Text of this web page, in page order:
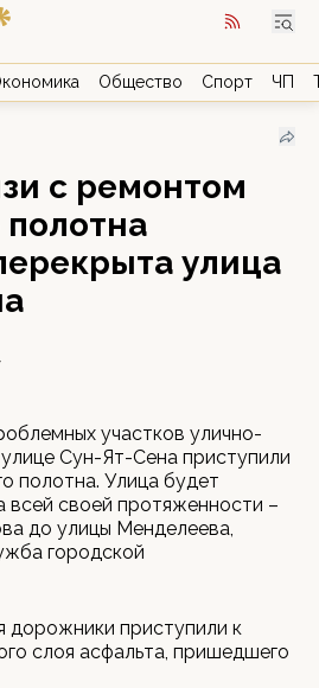
Общество Спорт ЧП
с ремонтом
улица
участков улично-
Сун-Ят-Сена приступили
полотна. Улица будет
всей своей протяженности –
до улицы Менделеева,
городской
дорожники приступили к
слоя асфальта, пришедшего